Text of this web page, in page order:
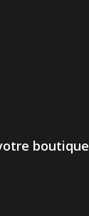
boutique